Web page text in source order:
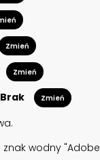
Zmień
Zmień
Brak Zmień
wodny